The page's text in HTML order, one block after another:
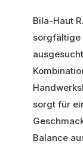
Bila-Haut
sorgfältige
sorgt für
Balance